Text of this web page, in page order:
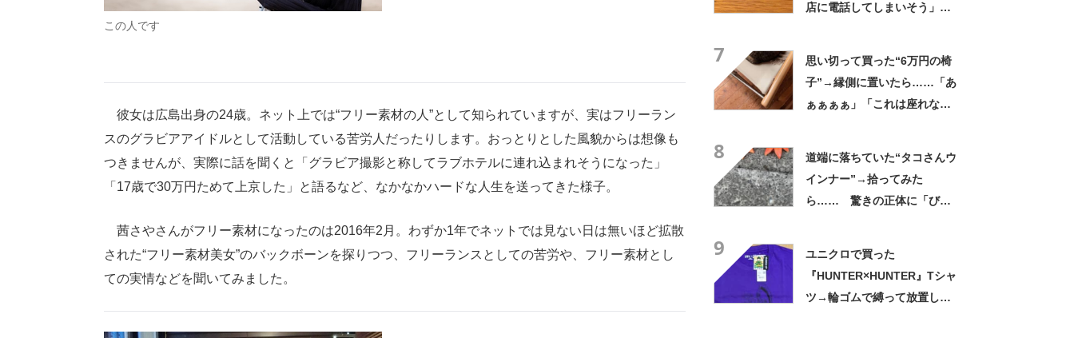
この人です
彼女は広島出身の24歳。ネット上では“フリー素材の人”として知られていますが、実はフリーラン
スのグラビアアイドルとして活動している苦労人だったりします。おっとりとした風貌からは想像も
つきませんが、実際に話を聞くと「グラビア撮影と称してラブホテルに連れ込まれそうになった」
「17歳で30万円ためて上京した」と語るなど、なかなかハードな人生を送ってきた様子。
茜さやさんがフリー素材になったのは2016年2月。わずか1年でネットでは見ない日は無いほど拡散
された“フリー素材美女”のバックボーンを探りつつ、フリーランスとしての苦労や、フリー素材とし
ての実情などを聞いてみました。
店に電話してしまいそう」
7
思い切って買った“6万円の椅
子”→縁側に置いたら……「あ
ぁぁぁぁ」「これは座れな
8
道端に落ちていた“タコさんウ
インナー”→拾ってみた
ら…… 驚きの正体に「びっ
9
ユニクロで買った
『HUNTER×HUNTER』Tシャ
ツ→輪ゴムで縛って放置した